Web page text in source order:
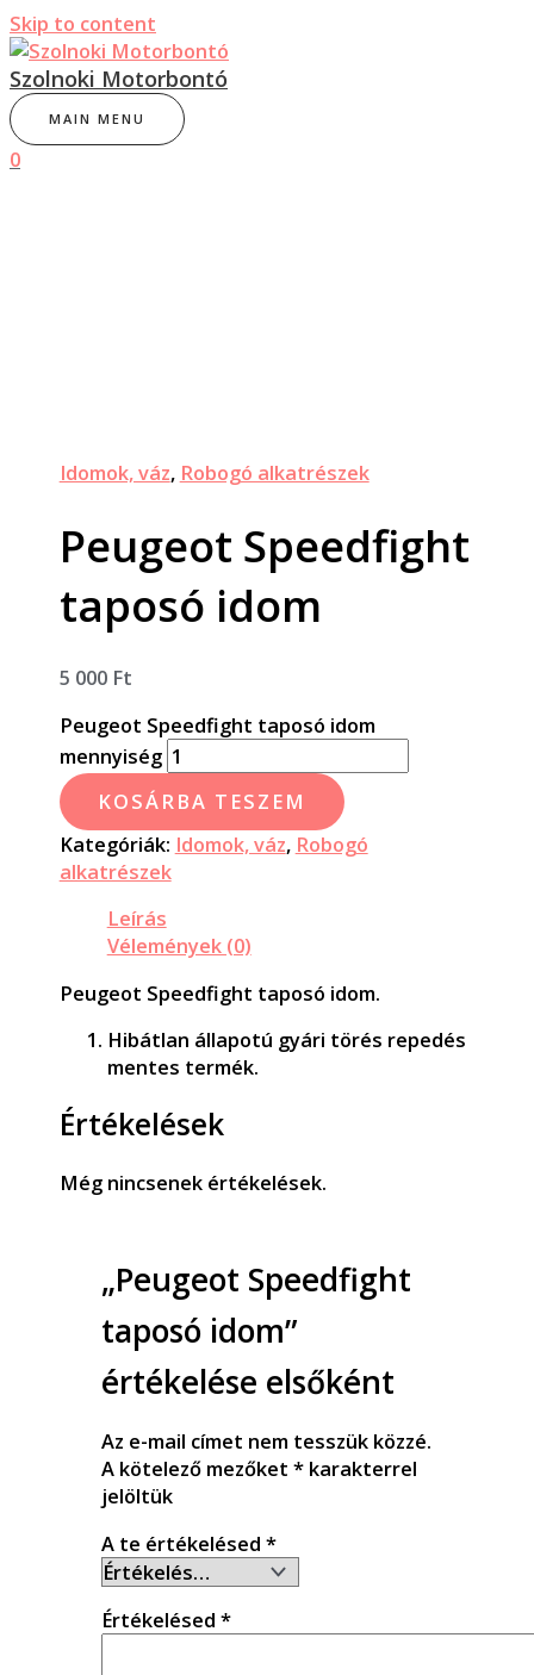
Skip to content
Szolnoki Motorbontó
MAIN MENU
0
Idomok, váz, Robogó alkatrészek
Peugeot Speedfight
taposó idom
5 000 Ft
Peugeot Speedfight taposó idom
mennyiség
KOSÁRBA TESZEM
Kategóriák: Idomok, váz, Robogó
alkatrészek
Leírás
Vélemények (0)
Peugeot Speedfight taposó idom.
Hibátlan állapotú gyári törés repedés
mentes termék.
Értékelések
Még nincsenek értékelések.
„Peugeot Speedfight
taposó idom”
értékelése elsőként
Az e-mail címet nem tesszük közzé.
A kötelező mezőket *karakterrel
jelöltük
A te értékelésed *
Értékelésed *